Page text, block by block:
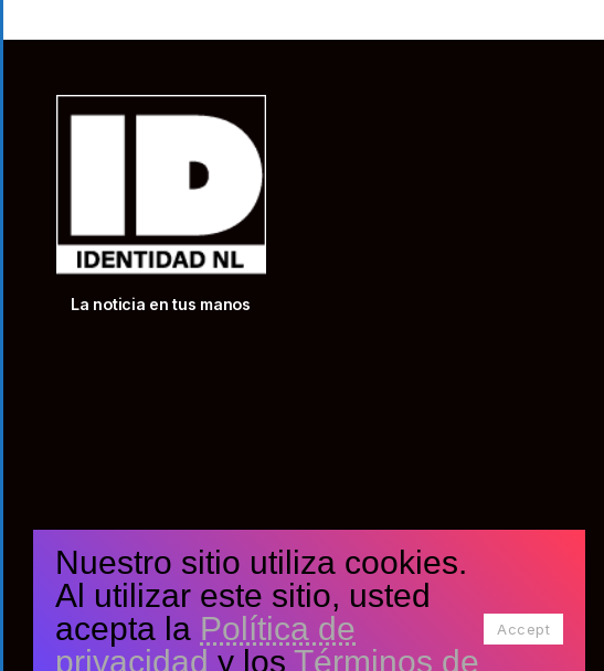
La noticia en tus manos
Nuestro sitio utiliza cookies.
Al utilizar este sitio, usted
acepta la Política de
privacidad y los Términos de
Accept